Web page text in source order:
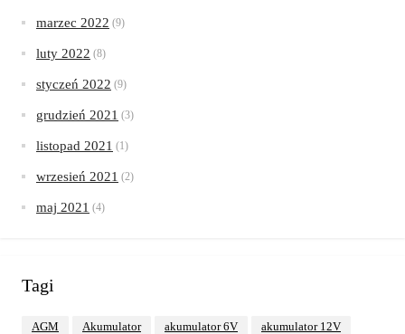
marzec 2022 (9)
luty 2022 (8)
styczeń 2022 (9)
grudzień 2021 (3)
listopad 2021 (1)
wrzesień 2021 (2)
maj 2021 (4)
Tagi
AGM Akumulator akumulator 6V
akumulator 12V